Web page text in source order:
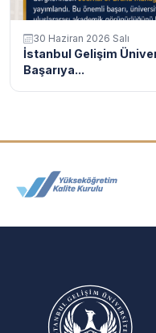
30 Haziran 2026 Salı
İstanbul Gelişim
Başarıya...